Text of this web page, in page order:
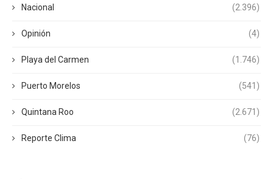
Nacional (2.396)
Opinión (4)
Playa del Carmen (1.746)
Puerto Morelos (541)
Quintana Roo (2.671)
Reporte Clima (76)